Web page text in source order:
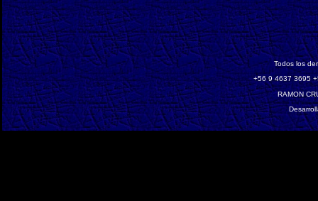
Todos los
‎+56 9 4637 3695
RAMON